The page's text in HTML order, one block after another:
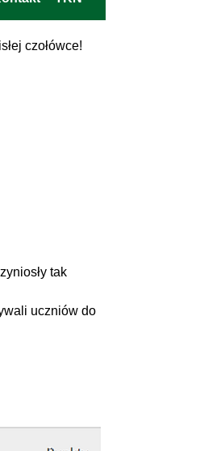
czołówce!
tak
uczniów do